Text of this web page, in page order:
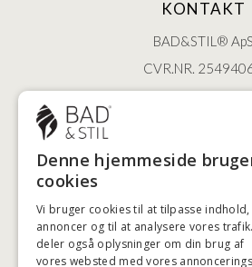
KONTAKT
BAD&STIL® ApS
CVR.NR.
ØSTERBROGADE
2100 KØBENHAVN •
+45 3920 5084
HØJESTE
Denne hjemmeside
cookies
Vi bruger cookies til at tilpasse indhold,
annoncer og til at analysere vores
deler også oplysninger om din brug af
vores websted med vores